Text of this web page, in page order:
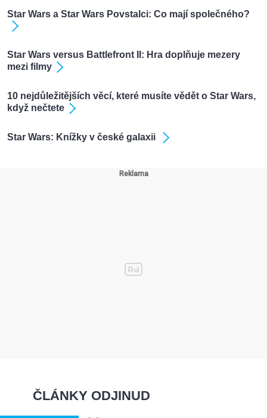
Star Wars a Star Wars Povstalci: Co mají společného?
Star Wars versus Battlefront II: Hra doplňuje mezery
mezi filmy
10 nejdůležitějších věcí, které musíte vědět o Star Wars,
když nečtete
Star Wars: Knížky v české galaxii
ČLÁNKY ODJINUD